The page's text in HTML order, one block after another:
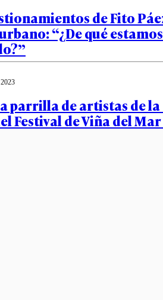
de Fito
“¿De qué estamos
parrilla de artistas de
Festival de Viña del